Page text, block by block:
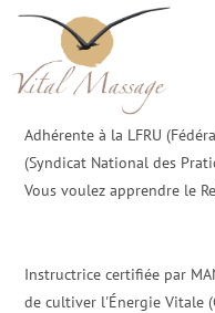
Adhérente à la LFRU
(Syndicat National des
Vous voulez apprendre le
Instructrice certifiée par
de cultiver l'Énergie Vitale